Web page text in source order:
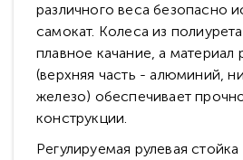
различного веса безопасно
самокат. Колеса из
плавное качание, а
(верхняя часть - алюминий,
железо) обеспечивает
конструкции.
Регулируемая рулевая